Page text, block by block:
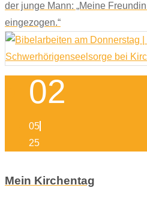
der junge Mann: „Meine
eingezogen.“
02
05
25
Mein Kirchentag